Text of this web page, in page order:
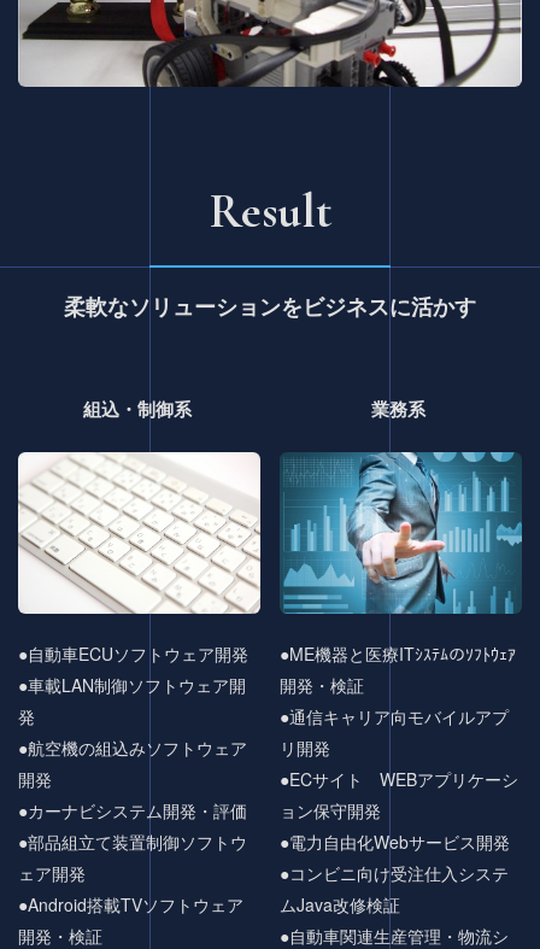
Result
柔軟なソリューションをビジネスに活かす
組込・制御系
●自動車ECUソフトウェア開発
●車載LAN制御ソフトウェア開
発
●航空機の組込みソフトウェア
開発
●カーナビシステム開発・評価
●部品組立て装置制御ソフトウ
ェア開発
●Android搭載TVソフトウェア
開発・検証
業務系
●ME機器と医療ITｼｽﾃﾑのｿﾌﾄｳｪｱ
開発・検証
●通信キャリア向モバイルアプ
リ開発
●ECサイト WEBアプリケーシ
ョン保守開発
●電力自由化Webサービス開発
●コンビニ向け受注仕入システ
ムJava改修検証
●自動車関連生産管理・物流シ